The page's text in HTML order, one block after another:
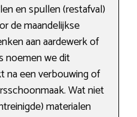
en spullen (restafval)
de maandelijkse
aan aardewerk of
noemen we dit
na een verbouwing of
Wat niet
materialen